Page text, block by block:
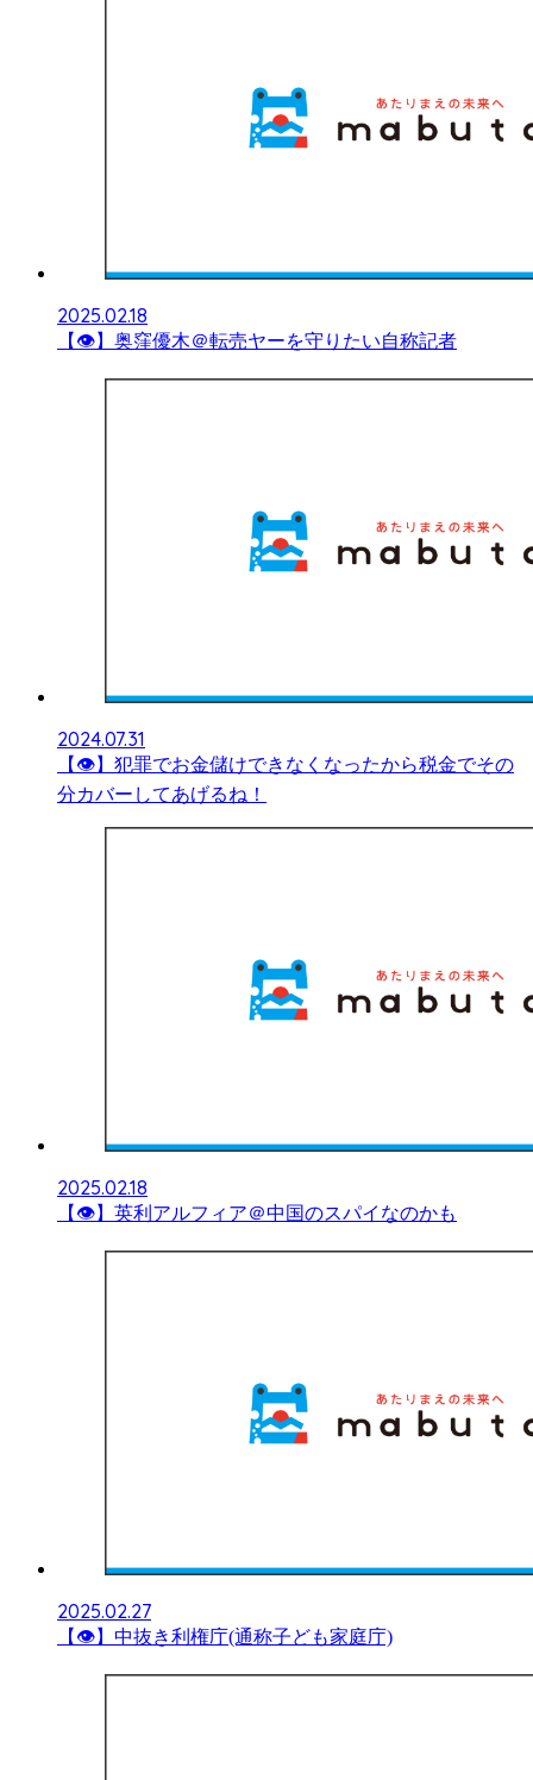
2025.02.18
【👁】奥窪優木＠転売ヤーを守りたい自称記者
2024.07.31
【👁】犯罪でお金儲けできなくなったから税金でその
分カバーしてあげるね！
2025.02.18
【👁】英利アルフィア＠中国のスパイなのかも
2025.02.27
【👁】中抜き利権庁(通称子ども家庭庁)